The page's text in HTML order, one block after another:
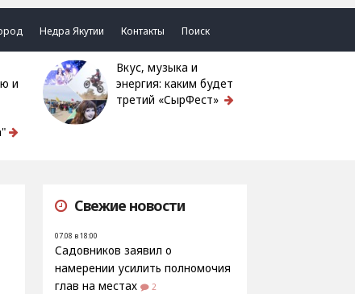
Недра Якутии Контакты Поиск
и
Вкус, музыка и
энергия: каким будет
третий «СырФест»
Свежие новости
07.08 в 18:00
Садовников заявил о
намерении усилить полномочия
глав на местах
2